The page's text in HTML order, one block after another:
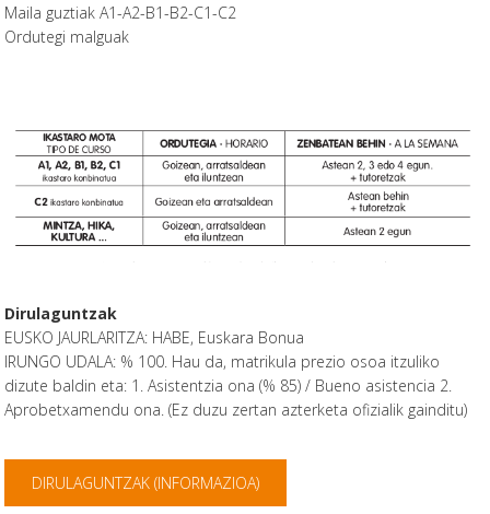
Maila guztiak A1-A2-B1-B2-C1-C2
Ordutegi malguak
Dirulaguntzak
EUSKO JAURLARITZA: HABE, Euskara Bonua
IRUNGO UDALA: % 100. Hau da, matrikula prezio osoa itzuliko
dizute baldin eta: 1. Asistentzia ona (% 85) / Bueno asistencia 2.
Aprobetxamendu ona. (Ez duzu zertan azterketa ofizialik gainditu)
DIRULAGUNTZAK (INFORMAZIOA)